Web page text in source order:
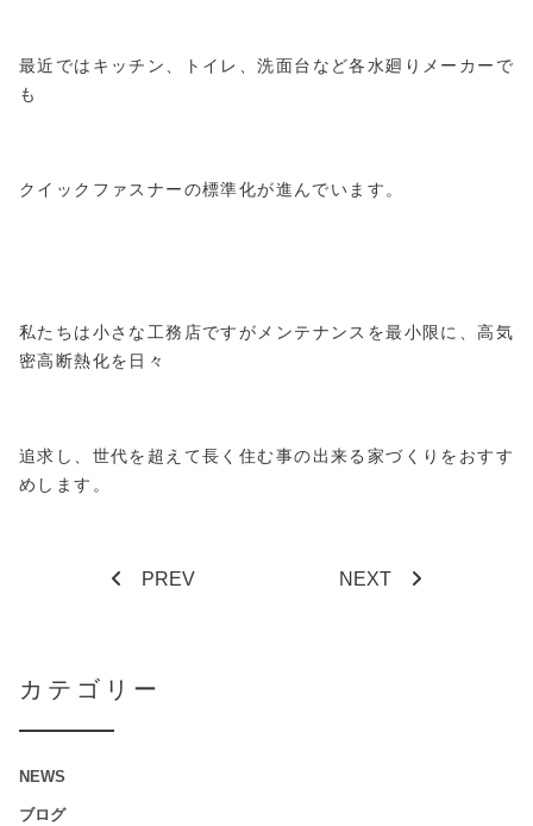
最近ではキッチン、トイレ、洗面台など各水廻りメーカーで
も
クイックファスナーの標準化が進んでいます。
私たちは小さな工務店ですがメンテナンスを最小限に、高気
密高断熱化を日々
追求し、世代を超えて長く住む事の出来る家づくりをおすす
めします。
PREV NEXT
カテゴリー
NEWS
ブログ